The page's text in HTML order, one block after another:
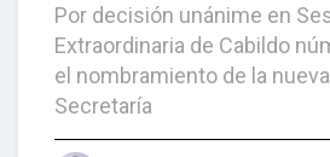
Por decisión unánime en
Extraordinaria de Cabildo
el nombramiento de la
Secretaría